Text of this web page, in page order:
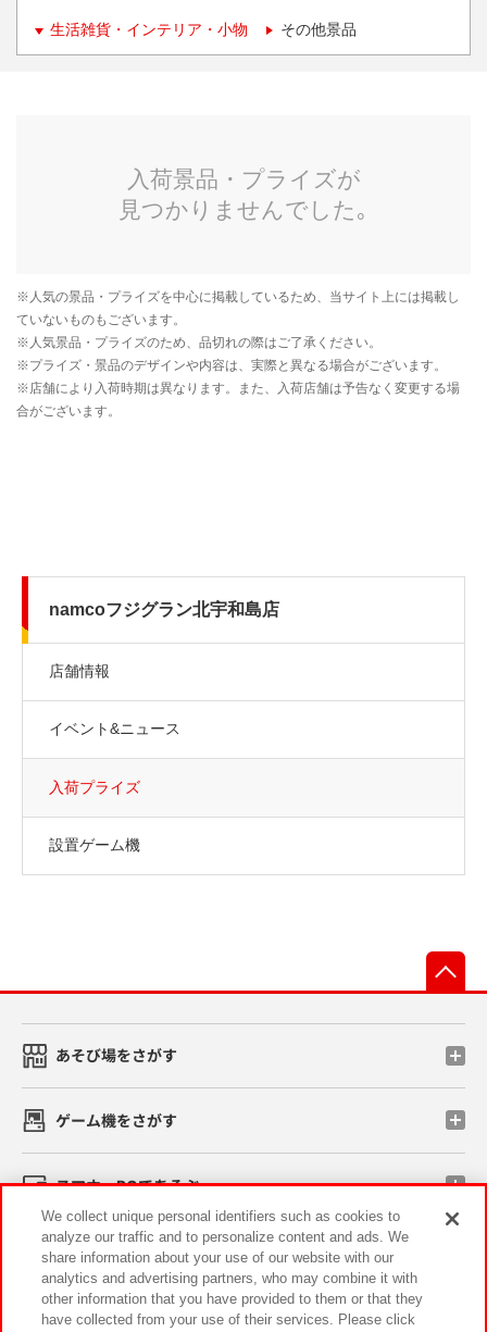
生活雑貨・インテリア・小物 その他景品
namcoフジグラン北宇和島店
店舗情報
イベント&ニュース
入荷プライズ
設置ゲーム機
あそび場をさがす
ゲーム機をさがす
スマホ・PCであそぶ
イベント・キャンペーン
We collect unique personal identifiers such as cookies to
analyze our traffic and to personalize content and ads. We
share information about your use of our website with our
analytics and advertising partners, who may combine it with
other information that you have provided to them or that they
have collected from your use of their services. Please click